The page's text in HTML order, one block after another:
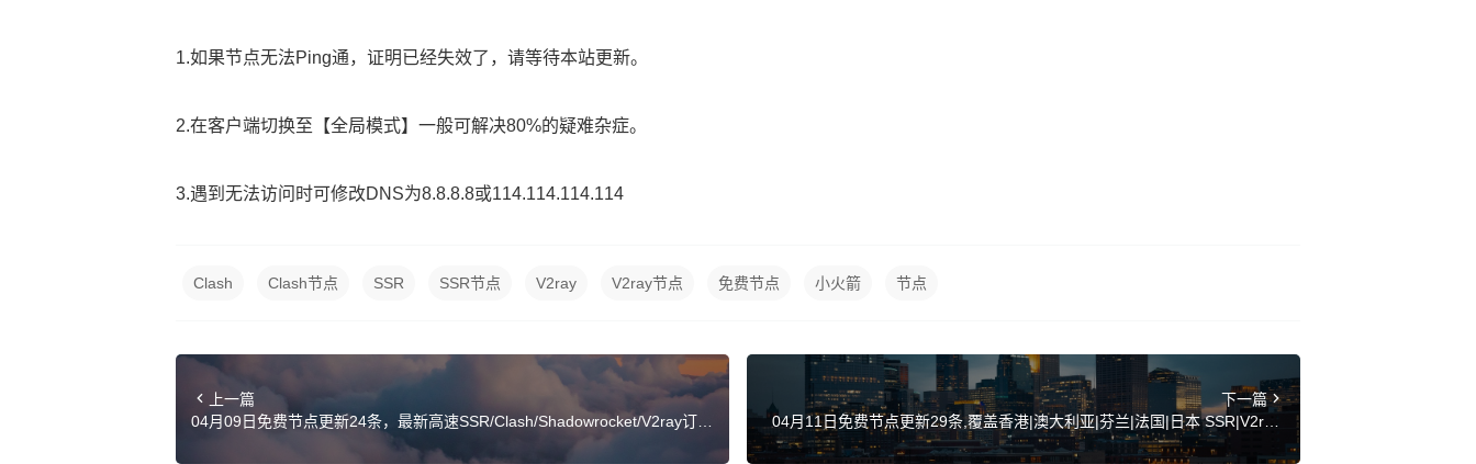
1.如果节点无法Ping通，证明已经失效了，请等待本站更新。
2.在客户端切换至【全局模式】一般可解决80%的疑难杂症。
3.遇到无法访问时可修改DNS为8.8.8.8或114.114.114.114
Clash Clash节点 SSR SSR节点 V2ray V2ray节点 免费节点 小火箭 节点
上一篇
04月09日免费节点更新24条，最新高速SSR/Clash/Shadowrocket/V2ray订阅
下一篇
04月11日免费节点更新29条,覆盖香港|澳大利亚|芬兰|法国|日本 SSR|V2ray|
Clash订阅链接